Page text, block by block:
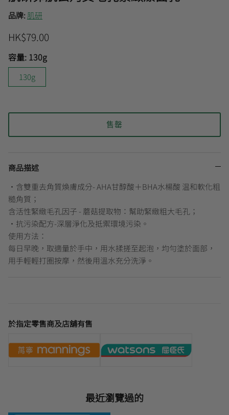
品牌: 肌研
HK$79.00
容量: 130g
130g
售罄
商品描述
•含雙重去角質煥膚成分- AHA甘醇酸＋BHA水楊酸 温和軟化粗
糙角質；
含活性緊緻毛孔因子 - 蘑菇提取物：幫助緊緻粗大毛孔；
•抗污染配方-深層淨化及抵禦環境污染。
使用方法：
每日早晚，取適量於手中，用水揉搓至起泡，均勻塗於面部，
用手輕輕打圈按摩，然後用溫水充分洗淨。
於指定零售商及店舖有售
最近瀏覽過的